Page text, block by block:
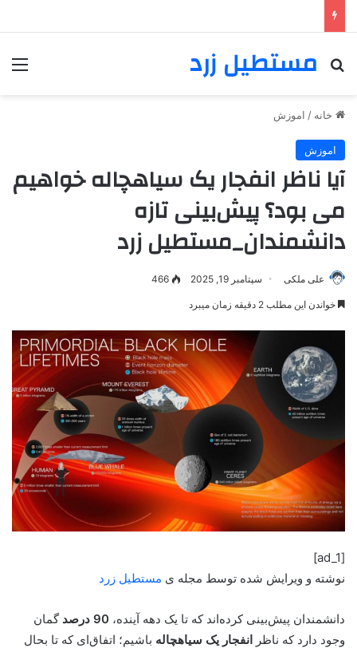
مستطیل زرد
خانه / اموزش
اموزش
آیا ناظر انفجار یک سیاهچاله خواهیم
می بود؟ پیش‌بینی تازه
دانشمندان_مستطیل زرد
علی ملکی سپتامبر 19, 2025 466
خواندن این مطلب 2 دقیقه زمان میبرد
[ad_1]
نوشته و ویرایش شده توسط مجله ی مستطیل زرد
دانشمندان پیش‌بینی کرده‌اند که تا یک دهه آینده، 90 درصد
گمان
وجود دارد که ناظر انفجار یک سیاهچاله باشیم؛ اتفاق‌ای که تا بحال